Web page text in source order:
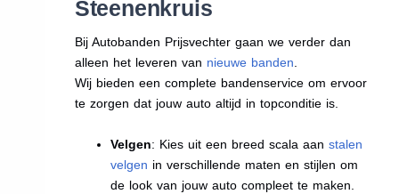
Steenenkruis
Bij Autobanden Prijsvechter gaan we verder dan
alleen het leveren van nieuwe banden.
Wij bieden een complete bandenservice om ervoor
te zorgen dat jouw auto altijd in topconditie is.
Velgen: Kies uit een breed scala aan stalen
velgen in verschillende maten en stijlen om
de look van jouw auto compleet te maken.